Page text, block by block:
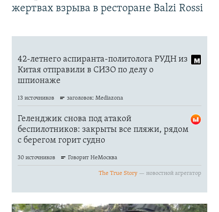
жертвах взрыва в ресторане Balzi Rossi